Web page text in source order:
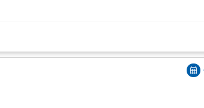
Dbanie o wysoką jakość obsługi. Monitorowanie